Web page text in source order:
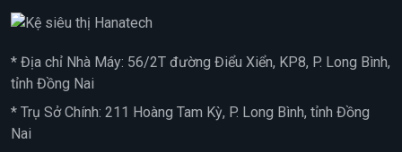
* Địa chỉ Nhà Máy: 56/2T đường Điểu Xiển, KP8, P. Long Bình,
tỉnh Đồng Nai
* Trụ Sở Chính: 211 Hoàng Tam Kỳ, P. Long Bình, tỉnh Đồng
Nai